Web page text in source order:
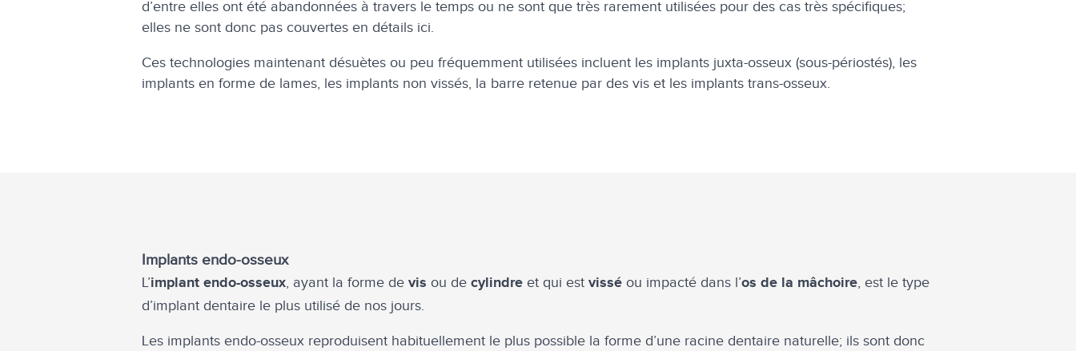
d’entre elles ont été abandonnées à travers le temps ou ne sont que très rarement utilisées pour des cas très spécifiques;
elles ne sont donc pas couvertes en détails ici.
Ces technologies maintenant désuètes ou peu fréquemment utilisées incluent les implants juxta-osseux (sous-périostés), les
implants en forme de lames, les implants non vissés, la barre retenue par des vis et les implants trans-osseux.
Implants endo-osseux
L’implant endo-osseux, ayant la forme de vis ou de cylindre et qui est vissé ou impacté dans l’os de la mâchoire, est le type
d’implant dentaire le plus utilisé de nos jours.
Les implants endo-osseux reproduisent habituellement le plus possible la forme d’une racine dentaire naturelle; ils sont donc